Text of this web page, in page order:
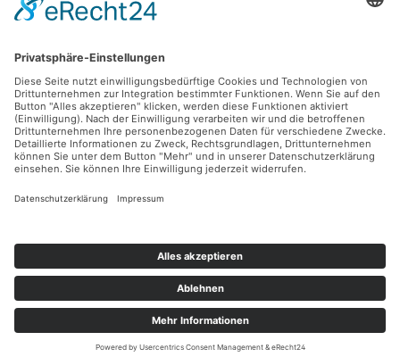
Zahlungsarten
Sicher Einkaufen
Ladengeschäft
Newsletter
Facebook Instagram
Alle Preise inkl. gesetzl. Mehrwertsteuer zzgl.
Nachnahmegebühren, wenn nicht anders angegeben.